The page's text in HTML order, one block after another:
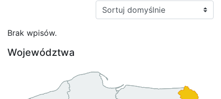
Sortuj:
Brak wpisów.
Województwa